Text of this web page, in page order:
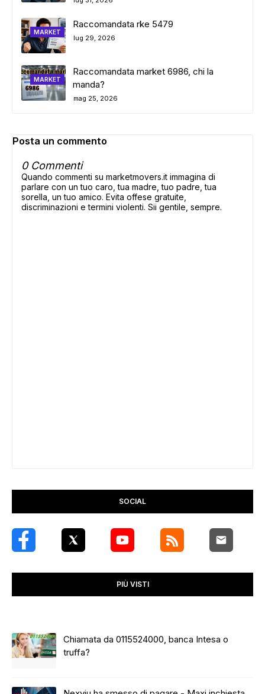
MARKET
Raccomandata rke 5479
lug 29, 2026
MARKET
Raccomandata market 6986, chi la
manda?
mag 25, 2026
Posta un commento
0 Commenti
Quando commenti su marketmovers.it immagina di
parlare con un tuo caro, tua madre, tuo padre, tua
sorella, un tuo amico. Evita offese gratuite,
discriminazioni e termini violenti. Sii gentile, sempre.
SOCIAL
PIÙ VISTI
Chiamata da 0115524000, banca Intesa o
truffa?